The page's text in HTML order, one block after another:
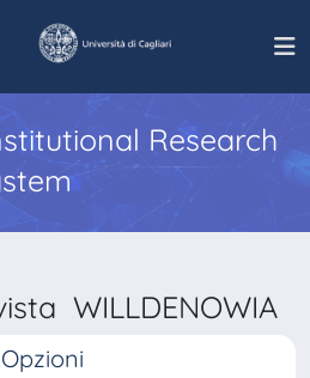
Research
WILLDENOWIA
Opzioni